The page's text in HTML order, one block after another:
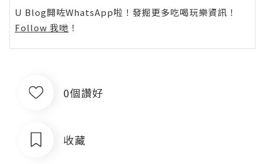
U Blog開咗WhatsApp啦！發掘更多吃喝玩樂資訊！
Follow 我哋 ！
0個讚好
收藏